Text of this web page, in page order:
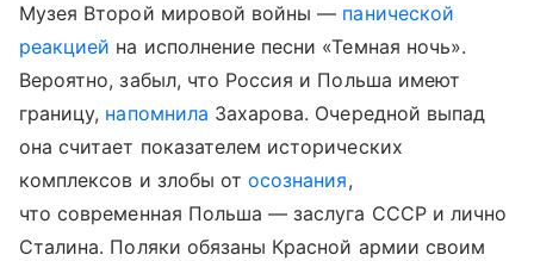
Музея Второй мировой войны — панической
реакцией на исполнение песни «Темная ночь».
Вероятно, забыл, что Россия и Польша имеют
границу, напомнила Захарова. Очередной выпад
она считает показателем исторических
комплексов и злобы отосознания,
что современная Польша — заслуга СССР и лично
Сталина. Поляки обязаны Красной армии своим